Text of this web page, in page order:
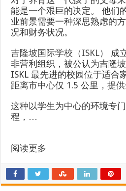
能是一个艰巨的决定。 他们
业前景需要一种深思熟虑的
况和财务状况。
吉隆坡国际学校（ISKL）
成
非营利组织，被公认为吉隆
ISKL 最先进的校园位于适合
距离市中心仅 1.5 公里，提供
这种以学生为中心的环境专
程，…
阅读更多